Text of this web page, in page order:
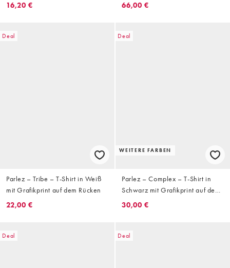
16,20 € 66,00 €
Deal
Parlez – Tribe – T-Shirt in Weiß
mit Grafikprint auf dem Rücken
22,00 €
Deal
WEITERE FARBEN
Parlez – Complex – T-Shirt in
Schwarz mit Grafikprint auf dem
Rücken
30,00 €
Deal Deal